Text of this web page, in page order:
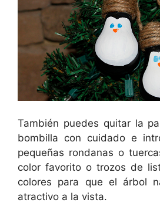
También puedes quitar la
bombilla con cuidado e
pequeñas rondanas o
color favorito o trozos de
colores para que el árbol
atractivo a la vista.